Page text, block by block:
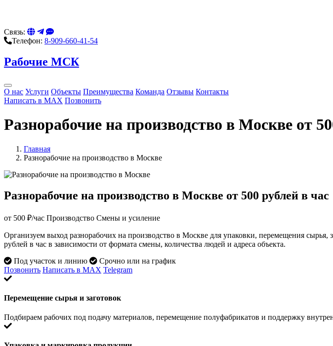
Связь:
Телефон: 8-909-660-41-54
Рабочие МСК
О нас Услуги Объекты Преимущества Команда Отзывы Контакты
Написать в MAX Позвонить
Разнорабочие на производство в Москве от
Главная
Разнорабочие на производство в Москве
Разнорабочие на производство в Москве от 500 рублей в час
от 500 ₽/час Производство Смены и усиление
Организуем выход разнорабочих на производство в Москве для упаковки, перемещения
рублей в час в зависимости от формата смены, количества людей и адреса объекта.
Под участок и линию
Срочно или на график
Позвонить Написать в MAX Telegram
Перемещение сырья и заготовок
Подбираем рабочих под подачу материалов, перемещение полуфабрикатов и поддержку